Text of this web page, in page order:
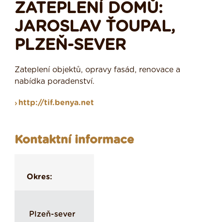
ZATEPLENÍ DOMŮ:
JAROSLAV ŤOUPAL,
PLZEŇ-SEVER
Zateplení objektů, opravy fasád, renovace a
nabídka poradenství.
http://tif.benya.net
Kontaktní informace
Okres:
Plzeň-sever